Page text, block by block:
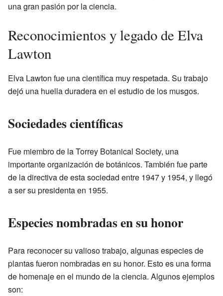
una gran pasión por la ciencia.
Reconocimientos y legado de Elva
Lawton
Elva Lawton fue una científica muy respetada. Su trabajo
dejó una huella duradera en el estudio de los musgos.
Sociedades científicas
Fue miembro de la Torrey Botanical Society, una
importante organización de botánicos. También fue parte
de la directiva de esta sociedad entre 1947 y 1954, y llegó
a ser su presidenta en 1955.
Especies nombradas en su honor
Para reconocer su valioso trabajo, algunas especies de
plantas fueron nombradas en su honor. Esto es una forma
de homenaje en el mundo de la ciencia. Algunos ejemplos
son: